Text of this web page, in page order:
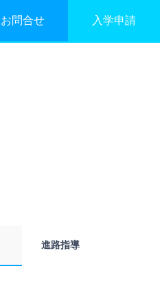
お問合せ 入学申請
進路指導